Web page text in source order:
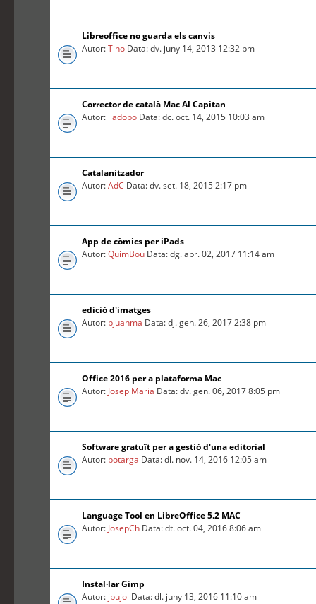
Libreoffice no guarda els canvis
Autor:Tino Data: dv. juny 14, 2013 12:32 pm
Corrector de català Mac Al Capitan
Autor: lladobo Data: dc. oct. 14, 2015 10:03 am
Catalanitzador
Autor:AdC Data: dv. set. 18, 2015 2:17 pm
App de còmics per iPads
Autor:QuimBou Data: dg. abr. 02, 2017 11:14 am
edició d'imatges
Autor: bjuanma Data: dj. gen. 26, 2017 2:38 pm
Office 2016 per a plataforma Mac
Autor: Josep Maria Data: dv. gen. 06, 2017 8:05 pm
Software gratuït per a gestió d'una editorial
Autor: botarga Data: dl. nov. 14, 2016 12:05 am
Language Tool en LibreOffice 5.2 MAC
Autor: JosepCh Data: dt. oct. 04, 2016 8:06 am
Instal·lar Gimp
Autor: jpujol Data: dl. juny 13, 2016 11:10 am